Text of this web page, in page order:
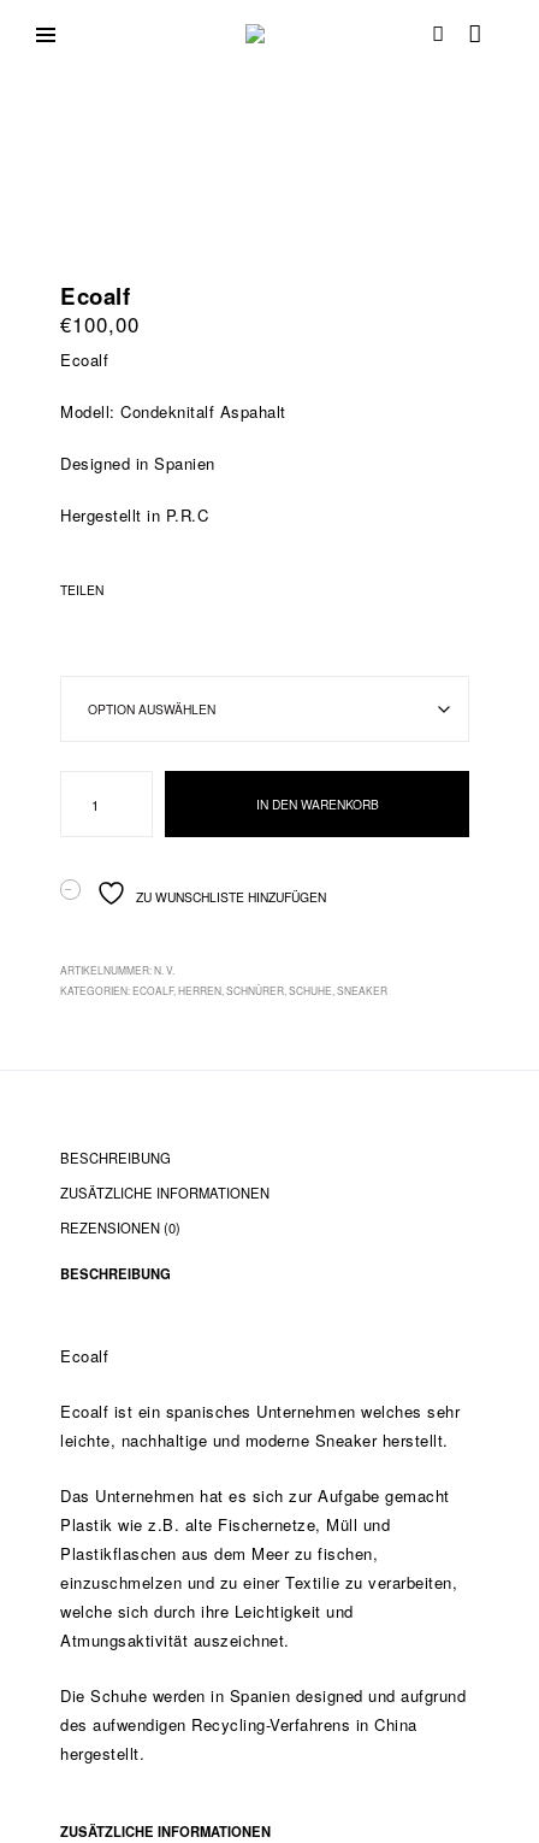
Ecoalf
€100,00
Ecoalf
Modell: Condeknitalf Aspahalt
Designed in Spanien
Hergestellt in P.R.C
TEILEN
Menge
IN DEN WARENKORB
ZU WUNSCHLISTE HINZUFÜGEN
ARTIKELNUMMER:N. V.
KATEGORIEN:ECOALF,HERREN,SCHNÜRER,SCHUHE,SNEAKER
BESCHREIBUNG
ZUSÄTZLICHE INFORMATIONEN
REZENSIONEN (0)
BESCHREIBUNG
Ecoalf
Ecoalf ist ein spanisches Unternehmen welches sehr
leichte, nachhaltige und moderne Sneaker herstellt.
Das Unternehmen hat es sich zur Aufgabe gemacht
Plastik wie z.B. alte Fischernetze, Müll und
Plastikflaschen aus dem Meer zu fischen,
einzuschmelzen und zu einer Textilie zu verarbeiten,
welche sich durch ihre Leichtigkeit und
Atmungsaktivität auszeichnet.
Die Schuhe werden in Spanien designed und aufgrund
des aufwendigen Recycling-Verfahrens in China
hergestellt.
ZUSÄTZLICHE INFORMATIONEN